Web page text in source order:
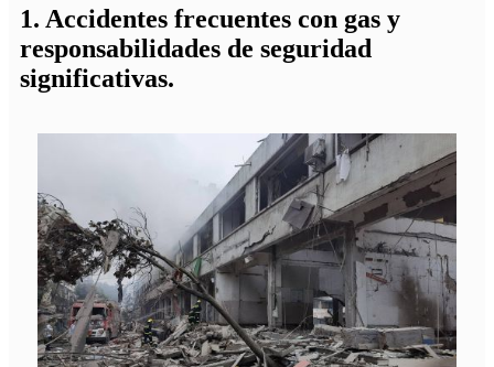
1. Accidentes frecuentes con gas y
responsabilidades de seguridad
significativas.